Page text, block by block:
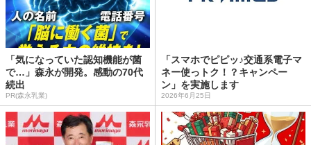
「気になっていた認知機能が菌
で…」森永が開発。感動の70代
続出
PR(森永乳業)
「スマホでピピッ♪交通系電子マ
ネー使っトク！？キャンペー
ン」を実施します
2026年6月25日